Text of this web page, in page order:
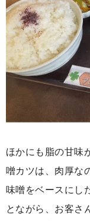
ほかにも脂の甘味
噌カツは、肉厚な
味噌をベースにし
とながら、お客さ